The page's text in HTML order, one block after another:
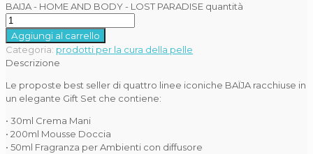
BAIJA - HOME AND BODY - LOST PARADISE quantità
Aggiungi al carrello
Categoria: prodotti per la cura della pelle
Descrizione
Le proposte best seller di quattro linee iconiche BAÏJA racchiuse in
un elegante Gift Set che contiene:
• 30ml Crema Mani
• 200ml Mousse Doccia
• 50ml Fragranza per Ambienti con diffusore